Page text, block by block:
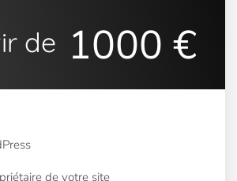
de 1000 €
de votre site